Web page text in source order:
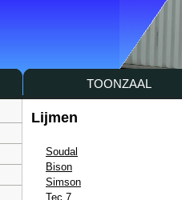
TOONZAAL
Lijmen
Soudal
Bison
Simson
Tec 7